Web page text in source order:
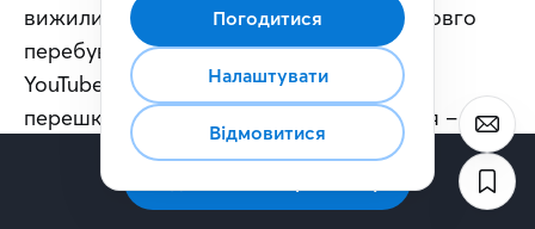
вижили, а ті, що зараз залишилися, недовго
перебували на таких самих позиціях, як
YouTube. Вони всі прекрасно бачили
перешкоди, але просто не мали рішення – як їх
усунути або зменшити. Можливо, вони
вибрали поганий дизайн або мали
неправильну структуру ціноутворення, або не
Погодитися
Налаштувати
Відмовитися